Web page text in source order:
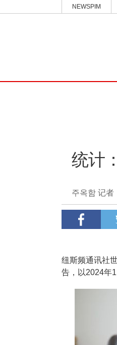
NEWSPIM
统计
주옥함 记者
纽斯频通讯社
告，以2024年